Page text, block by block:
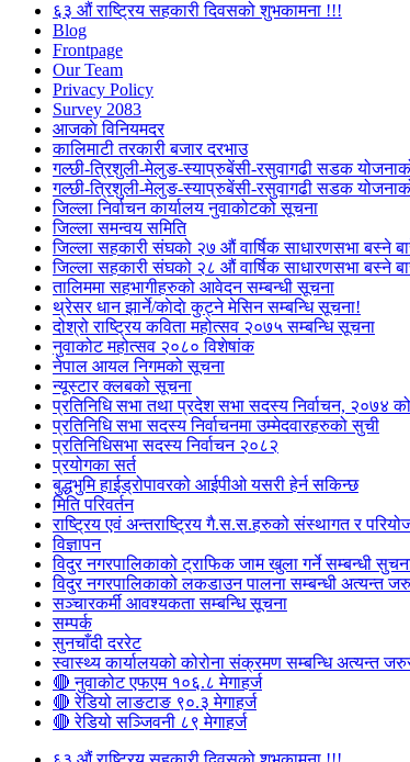
६३ औं राष्ट्रिय सहकारी दिवसको शुभकामना !!!
Blog
Frontpage
Our Team
Privacy Policy
Survey 2083
आजकाे विनियमदर
कालिमाटी तरकारी बजार दरभाउ
गल्छी-त्रिशुली-मेलुङ-स्याप्रुबेंसी-रसुवागढी सडक
गल्छी-त्रिशुली-मेलुङ-स्याप्रुबेंसी-रसुवागढी सडक
जिल्ला निर्वाचन कार्यालय नुवाकोटको सूचना
जिल्ला समन्वय समिति
जिल्ला सहकारी संघको २७ औं वार्षिक साधारणसभा बस्ने
जिल्ला सहकारी संघको २८ औं वार्षिक साधारणसभा बस्ने
तालिममा सहभागीहरुको आवेदन सम्बन्धी सूचना
थ्रेसर धान झार्ने/काेदाे कुट्ने मेसिन सम्बन्धि सूचना!
दोश्रो राष्ट्रिय कविता महोत्सव २०७५ सम्बन्धि सूचना
नुवाकोट महोत्सव २०८० विशेषांक
नेपाल आयल निगमको सूचना
न्यूस्टार क्लबको सूचना
प्रतिनिधि सभा तथा प्रदेश सभा सदस्य निर्वाचन, २०७४
प्रतिनिधि सभा सदस्य निर्वाचनमा उम्मेदवारहरुको सुची
प्रतिनिधिसभा सदस्य निर्वाचन २०८२
प्रयोगका सर्त
बुद्धभुमि हाईड्रोपावरको आईपीओ यसरी हेर्न सकिन्छ
मिति परिवर्तन
राष्ट्रिय एवं अन्तराष्ट्रिय गै.स.स.हरुको संस्थागत र
विज्ञापन
विदुर नगरपालिकाको ट्राफिक जाम खुला गर्ने सम्बन्धी
विदुर नगरपालिकाको लकडाउन पालना सम्बन्धी अत्यन्त
सञ्चारकर्मी आवश्यकता सम्बन्धि सूचना
सम्पर्क
सुनचाँदी दररेट
स्वास्थ्य कार्यालयको कोरोना संक्रमण सम्बन्धि अत्यन्त
🔴 नुवाकोट एफएम १०६.८ मेगाहर्ज
🔴 रेडियो लाङटाङ ९०.३ मेगाहर्ज
🔴 रेडियो सञ्जिवनी ८९ मेगाहर्ज